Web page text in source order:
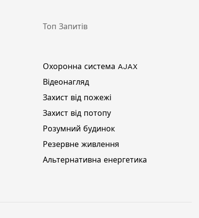
Топ Запитів
Охоронна система AJAX
Відеонагляд
Захист від пожежі
Захист від потопу
Розумний будинок
Резервне живлення
Альтернативна енергетика